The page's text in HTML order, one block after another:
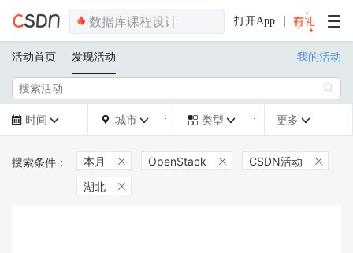
打开App
活动首页 发现活动 我的活动

 时间   城市   类型  更多 
本月  OpenStack  CSDN活动 
湖北 